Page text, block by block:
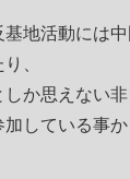
基地活動には
、
か思えない非
している事